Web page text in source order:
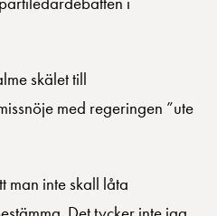
skälet till
med regeringen ”ute
man inte skall låta